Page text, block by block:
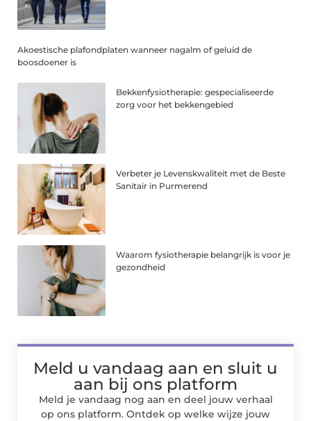
Akoestische plafondplaten wanneer nagalm of geluid de
boosdoener is
Bekkenfysiotherapie: gespecialiseerde
zorg voor het bekkengebied
Verbeter je Levenskwaliteit met de Beste
Sanitair in Purmerend
Waarom fysiotherapie belangrijk is voor je
gezondheid
Meld u vandaag aan en sluit u
aan bij ons platform
Meld je vandaag nog aan en deel jouw verhaal
op ons platform. Ontdek op welke wijze jouw